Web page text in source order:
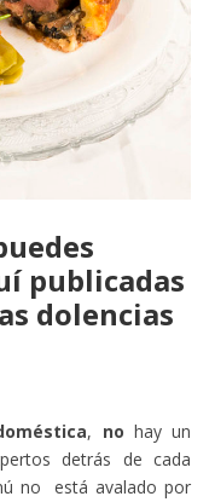
publicadas
dolencias
, no hay un
detrás de cada
no está avalado por